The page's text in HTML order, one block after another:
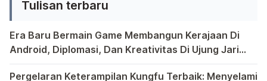
perangkat terpisah. Dengan begitu
bermain […]
Tulisan terbaru
Era Baru Bermain Game Membangun Kerajaan Di
Android, Diplomasi, Dan Kreativitas Di Ujung Jari
Anda
Bermain game di platform Android telah menjadi bagian
Pergelaran Keterampilan Kungfu Terbaik: Menyelami